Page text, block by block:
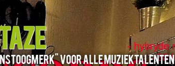
voor alle muziektalenten